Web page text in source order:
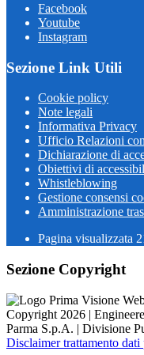
Facebook
Youtube
Instagram
Sezione Link Utili
Cookie policy
Note legali
Informativa Privacy
Ufficio Relazioni
Dichiarazione di
Obiettivi di
Whistleblowing
Gestione consensi
Amministrazione
Pagina visualizzata
Sezione Copyright
Copyright 2026 |
Parma S.p.A. | Divisione
Disclaimer trattamento dati